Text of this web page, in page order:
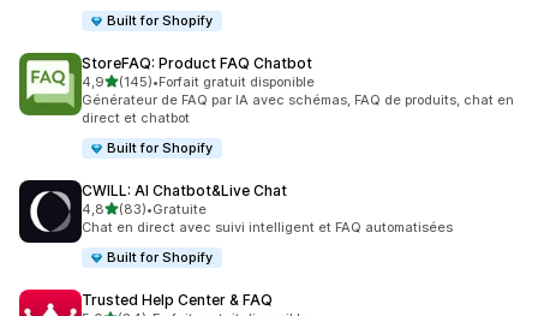
Built for Shopify
StoreFAQ: Product FAQ Chatbot
4,9étoile(s) sur 5
(145)
145 avis au total
•Forfait gratuit disponible
Générateur de FAQ par IA avec schémas, FAQ de produits, chat en
direct et chatbot
Built for Shopify
CWILL: AI Chatbot&Live Chat
4,8étoile(s) sur 5
(83)
83 avis au total
•Gratuite
Chat en direct avec suivi intelligent et FAQ automatisées
Built for Shopify
Trusted Help Center & FAQ